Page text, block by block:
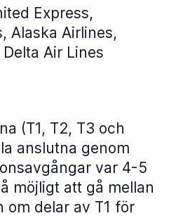
Express,
Alaska Airlines,
Air Lines
(T1, T2, T3 och
anslutna genom
var 4-5
möjligt att gå mellan
om delar av T1 för